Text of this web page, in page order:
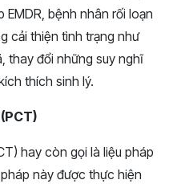
bệnh nhân rối loạn
cải thiện tình trạng như
thay đổi những suy nghĩ
thích sinh lý.
hay còn gọi là liệu pháp
này được thực hiện